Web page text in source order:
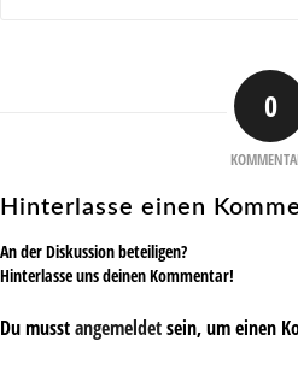
0
Hinterlasse einen
An der Diskussion beteiligen?
Hinterlasse uns deinen Kommentar!
Du musstangemeldetsein, um einen